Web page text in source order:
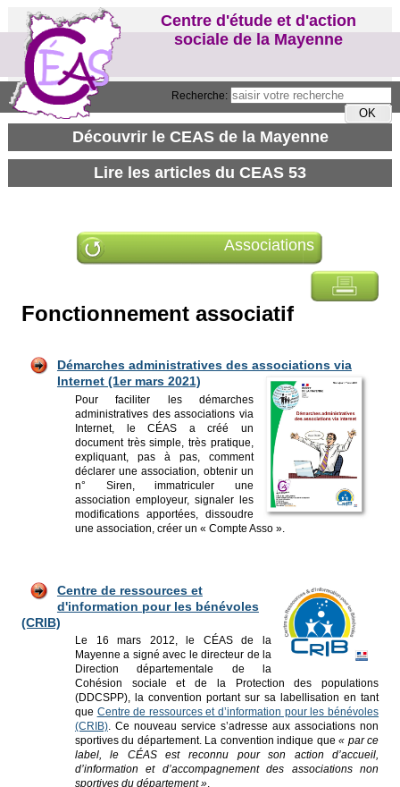
Recherche:
Centre d'étude et d'action
sociale de la Mayenne
Associations
Fonctionnement associatif
Démarches administratives des associations via
Internet (1er mars 2021)
Pour faciliter les démarches
administratives des associations via
Internet, le CÉAS a créé un
document très simple, très pratique,
expliquant, pas à pas, comment
déclarer une association, obtenir un
n° Siren, immatriculer une
association employeur, signaler les
modifications apportées, dissoudre
une association, créer un « Compte Asso ».
Centre de ressources et
d'information pour les bénévoles
(CRIB)
Le 16 mars 2012, le CÉAS de la
Mayenne a signé avec le directeur de la
Direction départementale de la
Cohésion sociale et de la Protection des populations
(DDCSPP), la convention portant sur sa labellisation en tant
que Centre de ressources et d’information pour les bénévoles
(CRIB). Ce nouveau service s’adresse aux associations non
sportives du département. La convention indique que« par ce
label, le CÉAS est reconnu pour son action d’accueil,
d’information et d’accompagnement des asso­ciations non
sportives du département ».